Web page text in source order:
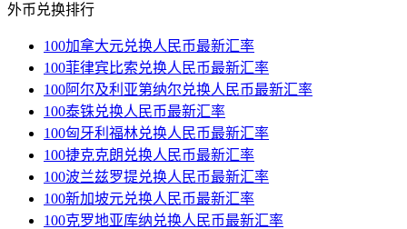
外币兑换排行
100加拿大元兑换人民币最新汇率
100菲律宾比索兑换人民币最新汇率
100阿尔及利亚第纳尔兑换人民币最新汇率
100泰铢兑换人民币最新汇率
100匈牙利福林兑换人民币最新汇率
100捷克克朗兑换人民币最新汇率
100波兰兹罗提兑换人民币最新汇率
100新加坡元兑换人民币最新汇率
100克罗地亚库纳兑换人民币最新汇率